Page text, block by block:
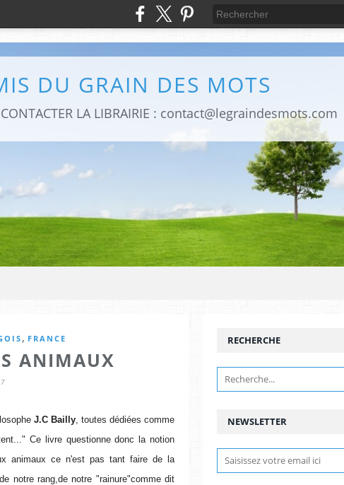
DU GRAIN DES MOTS
LA LIBRAIRIE : contact@legraindesmots.com
, FRANCE
ANIMAUX
J.C Bailly, toutes dédiées comme
Ce livre questionne donc la notion
animaux ce n'est pas tant faire de la
notre rang,de notre "rainure"comme dit
NEWSLETTER
RECHERCHE